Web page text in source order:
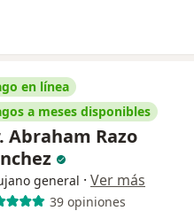
en línea
a meses disponibles
Abraham Razo
general · Ver más
39 opiniones